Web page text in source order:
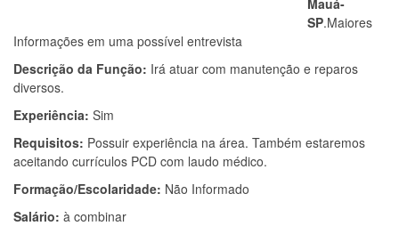
Mauá-
SP.Maiores
Informações em uma possível entrevista
Descrição da Função: Irá atuar com manutenção e reparos
diversos.
Experiência: Sim
Requisitos: Possuir experiência na área. Também estaremos
aceitando currículos PCD com laudo médico.
Formação/Escolaridade: Não Informado
Salário: à combinar